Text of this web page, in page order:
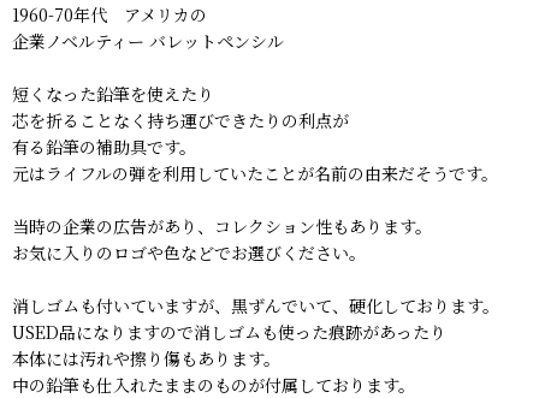
1960-70年代 アメリカの
企業ノベルティー バレットペンシル
短くなった鉛筆を使えたり
芯を折ることなく持ち運びできたりの利点が
有る鉛筆の補助具です。
元はライフルの弾を利用していたことが名前の由来だそうです。
当時の企業の広告があり、コレクション性もあります。
お気に入りのロゴや色などでお選びください。
消しゴムも付いていますが、黒ずんでいて、硬化しております。
USED品になりますので消しゴムも使った痕跡があったり
本体には汚れや擦り傷もあります。
中の鉛筆も仕入れたままのものが付属しております。